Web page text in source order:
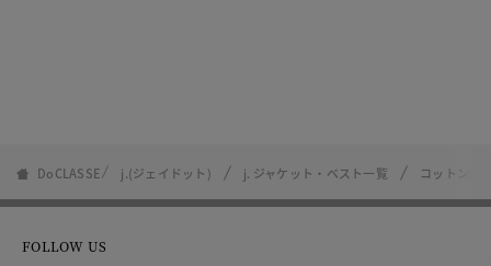
DoCLASSE j.(ジェイドット) j. ジャケット・ベスト一覧 コットン混
FOLLOW US